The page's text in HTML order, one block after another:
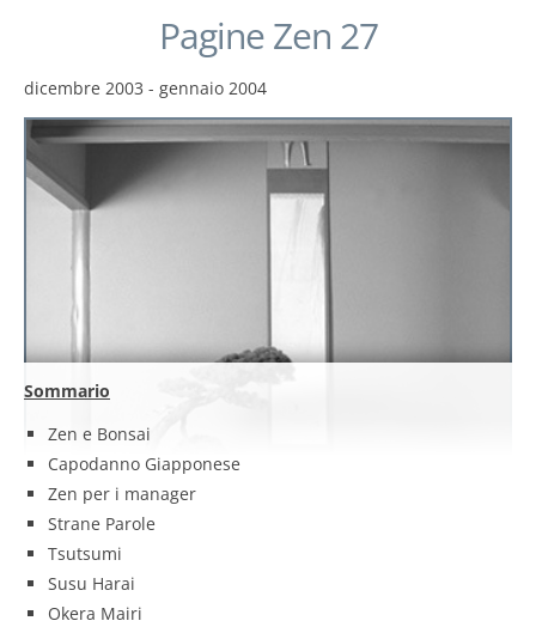
Pagine Zen 27
dicembre 2003 - gennaio 2004
Sommario
Zen e Bonsai
Capodanno Giapponese
Zen per i manager
Strane Parole
Tsutsumi
Susu Harai
Okera Mairi